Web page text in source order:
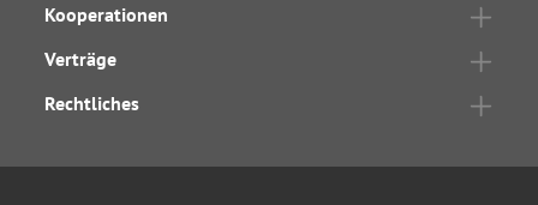
Kooperationen
Verträge
Rechtliches